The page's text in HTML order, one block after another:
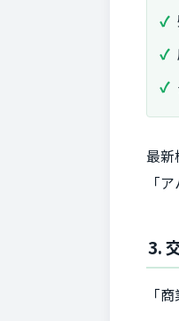
最新
「
3.
「